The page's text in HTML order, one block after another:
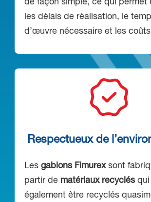
de façon simple, ce qui permet
les délais de réalisation, le
d’œuvre nécessaire et les
Respectueux de
Les gabions Fimurexsont
partir de matériaux recyclésqui
également être recyclés